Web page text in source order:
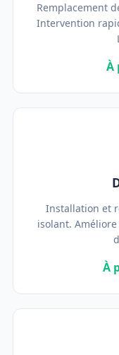
Remplacement
Intervention
À
Installation et
isolant.
À